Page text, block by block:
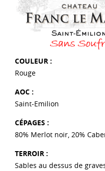
COULEUR :
Rouge
AOC :
Saint-Emilion
CÉPAGES :
80% Merlot noir, 20%
TERROIR :
Sables au dessus de